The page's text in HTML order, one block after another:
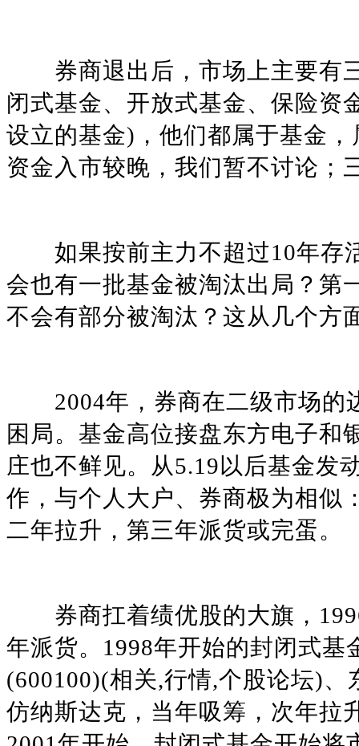
券商退出后，市场上主要有
闭式基金、开放式基金、保险资
设立的基金)，他们都属于基金
资金入市较晚，我们暂不讨论；
如果按前主力不超过10年存
会也有一批基金被淘汰出局？第
不会有部分被淘汰？这从几个方
2004年，券商在二级市场的
困局。基金高位接盘东方电子和
庄也不鲜见。从5.19以后基金发
作，与个人大户、券商极为相似
二年拉升，第三年派货或完蛋。
券商扛着绩优股的大旗，
年派货。1998年开始的封闭式
(600100)(相关,行情,个股论坛)
仿纳斯达克，当年吸筹，次年拉